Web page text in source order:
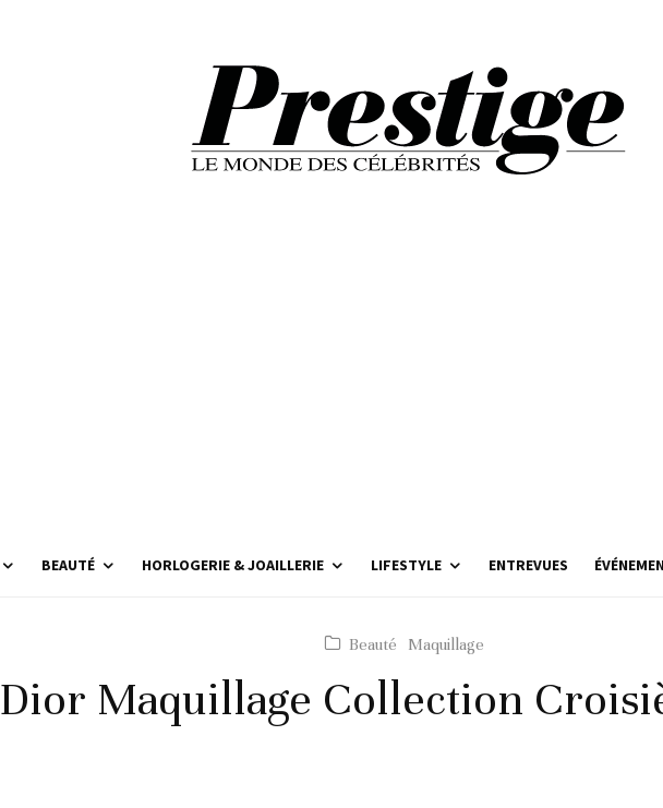
BEAUTÉ HORLOGERIE & JOAILLERIE LIFESTYLE ENTREVUES
Beauté Maquillage
Dior Maquillage Collection